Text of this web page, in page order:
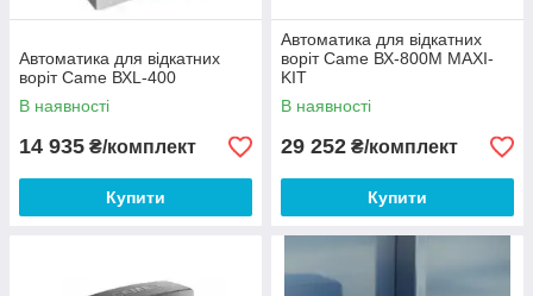
Каталог автоматики для воріт
Відчуйте всі переваги автоматики
для воріт від світових виробників
Doorhan, Саме, Nice, Faac.
представленого каталогу
підходящий привід для відкатних
воріт і телефонуйте прямо зараз
до нас за телефоном066-207-
Автоматика для відкатних
воріт Came ВХL-400
В наявності
14 935 ₴/комплект
Купити
Автоматика для відкатних
воріт Came ВХ-800М MAXI-
KIT
В наявності
29 252 ₴/комплект
Купити